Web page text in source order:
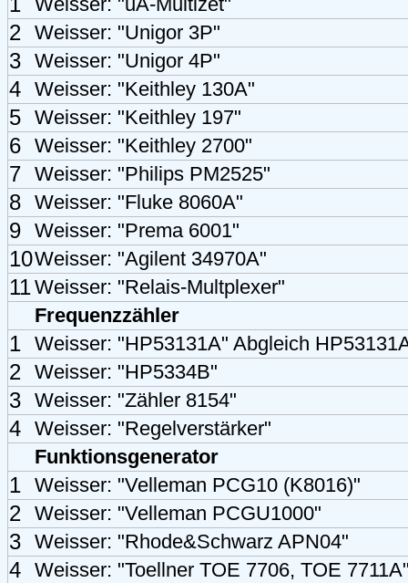
2 Weisser: "Unigor 3P"
3 Weisser: "Unigor 4P"
4 Weisser: "Keithley 130A"
5 Weisser: "Keithley 197"
6 Weisser: "Keithley 2700"
7 Weisser: "Philips PM2525"
8 Weisser: "Fluke 8060A"
9 Weisser: "Prema 6001"
10Weisser: "Agilent 34970A"
11Weisser: "Relais-Multplexer"
Frequenzzähler
1 Weisser: "HP53131A" Abgleich
2 Weisser: "HP5334B"
3 Weisser: "Zähler 8154"
4 Weisser: "Regelverstärker"
Funktionsgenerator
1 Weisser: "Velleman PCG10 (K8016)"
2 Weisser: "Velleman PCGU1000"
3 Weisser: "Rhode&Schwarz APN04"
4 Weisser: "Toellner TOE 7706, TOE